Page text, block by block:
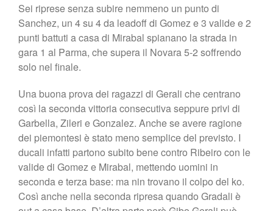
Shop
Sei riprese senza subire nemmeno un punto di
Sanchez, un 4 su 4 da leadoff di Gomez e 3 valide e 2
punti battuti a casa di Mirabal spianano la strada in
gara 1 al Parma, che supera il Novara 5-2 soffrendo
solo nel finale.
Una buona prova dei ragazzi di Gerali che centrano
così la seconda vittoria consecutiva seppure privi di
Garbella, Zileri e Gonzalez. Anche se avere ragione
dei piemontesi è stato meno semplice del previsto. I
ducali infatti partono subito bene contro Ribeiro con le
valide di Gomez e Mirabal, mettendo uomini in
seconda e terza base: ma nin trovano il colpo del ko.
Così anche nella seconda ripresa quando Gradali è